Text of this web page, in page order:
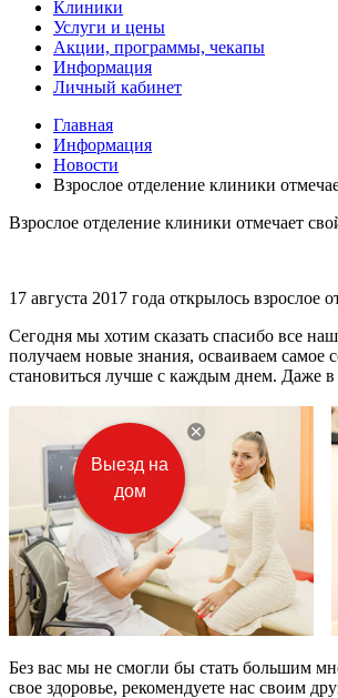
Клиники
Услуги и цены
Акции, программы, чекапы
Информация
Личный кабинет
Главная
Информация
Новости
Взрослое отделение клиники
Взрослое отделение клиники отмечает
17 августа 2017 года открылось
Сегодня мы хотим сказать спасибо все
получаем новые знания, осваиваем самое
становиться лучше с каждым днем. Даже
Без вас мы не смогли бы стать большим
свое здоровье, рекомендуете нас своим
Выезд на
дом